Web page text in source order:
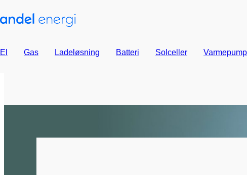
El Gas Ladeløsning Batteri Solceller